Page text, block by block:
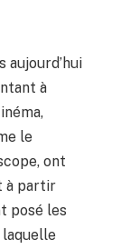
aujourd’hui
à
le
ont
à partir
posé les
laquelle